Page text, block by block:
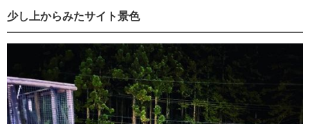
少し上からみたサイト景色